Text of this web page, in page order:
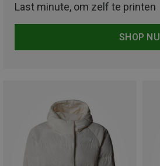
Last minute, om zelf te printen
SHOP NU